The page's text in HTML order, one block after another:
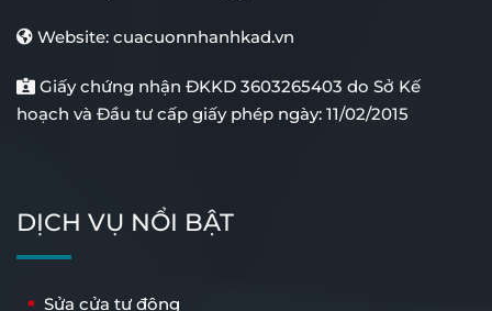
Website: cuacuonnhanhkad.vn
Giấy chứng nhận ĐKKD 3603265403 do Sở Kế
hoạch và Đầu tư cấp giấy phép ngày: 11/02/2015
DỊCH VỤ NỔI BẬT
Sửa cửa tự động